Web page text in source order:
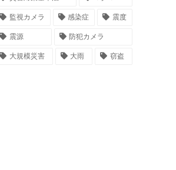
監視カメラ 感染症 震度
震源 防犯カメラ
大規模災害 大雨 窃盗